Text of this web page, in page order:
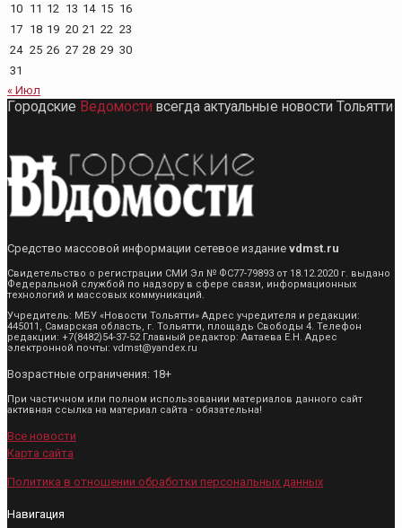
10 11 12 13 14 15 16
17 18 19 20 21 22 23
24 25 26 27 28 29 30
31
« Июл
Городские Ведомости всегда актуальные новости Тольятти
Средство массовой информации сетевое издание vdmst.ru
Свидетельство о регистрации СМИ Эл № ФС77-79893 от 18.12.2020 г. выдано
Федеральной службой по надзору в сфере связи, информационных
технологий и массовых коммуникаций.
Учредитель: МБУ «Новости Тольятти» Адрес учредителя и редакции:
445011, Самарская область, г. Тольятти, площадь Свободы 4. Телефон
редакции: +7(8482)54-37-52 Главный редактор: Автаева Е.Н. Адрес
электронной почты: vdmst@yandex.ru
Возрастные ограничения: 18+
При частичном или полном использовании материалов данного сайт
активная ссылка на материал сайта - обязательна!
Все новости
Карта сайта
Политика в отношении обработки персональных данных
Навигация